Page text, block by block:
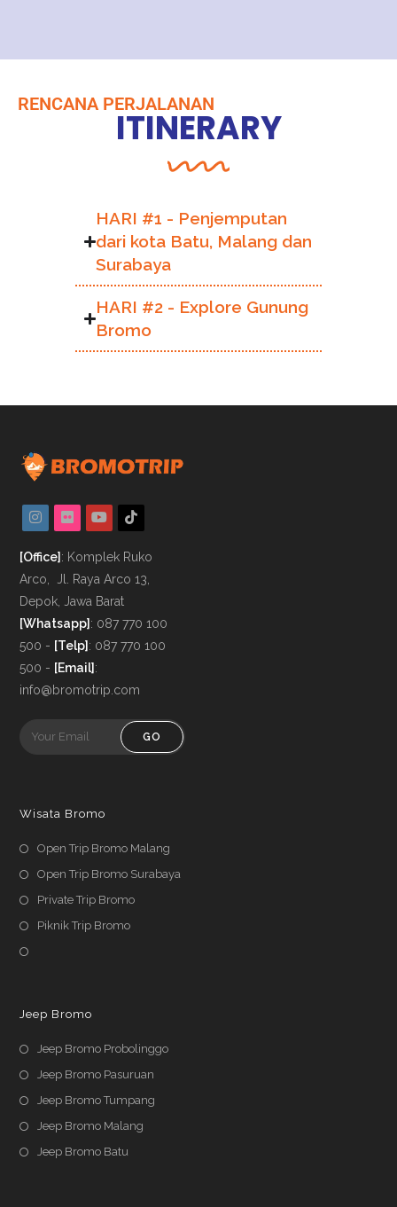
RENCANA PERJALANAN
ITINERARY
HARI #1 - Penjemputan
dari kota Batu, Malang dan
Surabaya
HARI #2 - Explore Gunung
Bromo
[Office] : Komplek Ruko
Arco, Jl. Raya Arco 13,
Depok, Jawa Barat
[Whatsapp] : 087 770 100
500 - [Telp] : 087 770 100
500 - [Email] :
info@bromotrip.com
GO
Wisata Bromo
Open Trip Bromo Malang
Open Trip Bromo Surabaya
Private Trip Bromo
Piknik Trip Bromo
Jeep Bromo
Jeep Bromo Probolinggo
Jeep Bromo Pasuruan
Jeep Bromo Tumpang
Jeep Bromo Malang
Jeep Bromo Batu